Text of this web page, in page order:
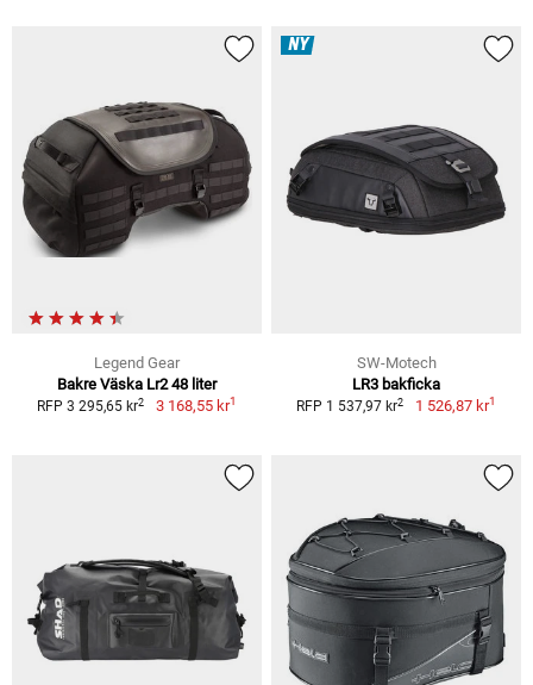
Legend Gear
Bakre Väska Lr2 48 liter
RFP 3 295,65 kr2 3 168,55 kr1
NY
SW-Motech
LR3 bakficka
RFP 1 537,97 kr2 1 526,87 kr1